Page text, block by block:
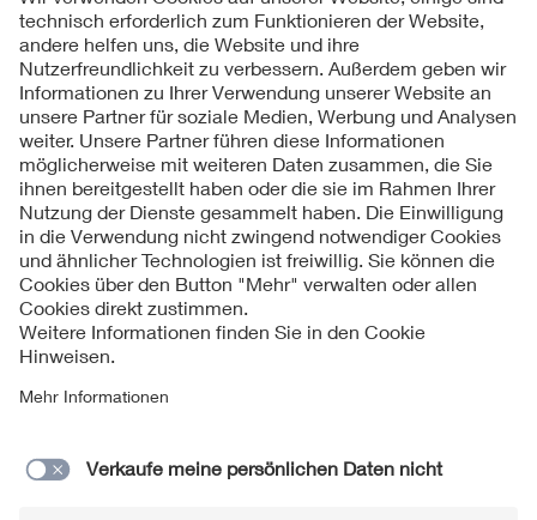
Folgen Sie uns
Kontakt
Impressum
Datenschutzinformationen
Cookie Hinweise
Compliance
Jahresarchiv